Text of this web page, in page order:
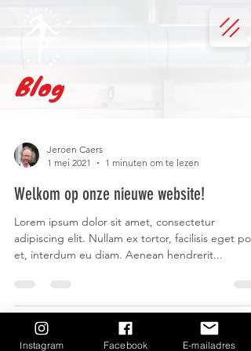
Blog
Jeroen Caers
1 mei 2021
1 minuten om te lezen
Welkom op onze nieuwe website!
Lorem ipsum dolor sit amet, consectetur
adipiscing elit. Nullam ex tortor, facilisis eget
et, interdum eu diam. Aenean hendrerit...
Instagram Facebook E-mailadres